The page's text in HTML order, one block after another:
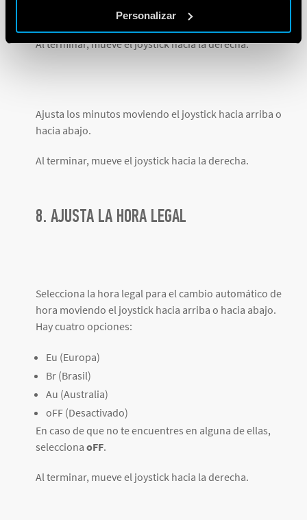
Personalizar
ejemplo, 18:00 para las 6 PM.
Al terminar, mueve el joystick hacia la derecha.
Ajusta los minutos moviendo el joystick hacia arriba o
hacia abajo.
Al terminar, mueve el joystick hacia la derecha.
8. AJUSTA LA HORA LEGAL
Selecciona la hora legal para el cambio automático de
hora moviendo el joystick hacia arriba o hacia abajo.
Hay cuatro opciones:
Eu (Europa)
Br (Brasil)
Au (Australia)
oFF (Desactivado)
En caso de que no te encuentres en alguna de ellas,
selecciona oFF.
Al terminar, mueve el joystick hacia la derecha.